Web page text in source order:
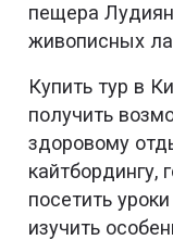
пещера
живописных
Купить тур в
получить
здоровому
кайтбордингу,
посетить
изучить